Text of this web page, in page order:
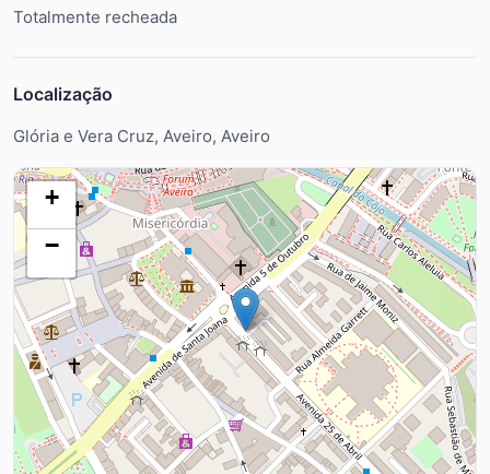
Totalmente recheada
Localização
Glória e Vera Cruz, Aveiro, Aveiro
+
−